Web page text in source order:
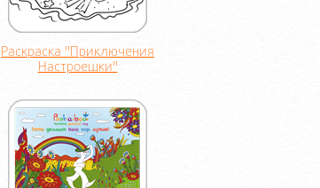
Раскраска "Приключения
Настроешки"